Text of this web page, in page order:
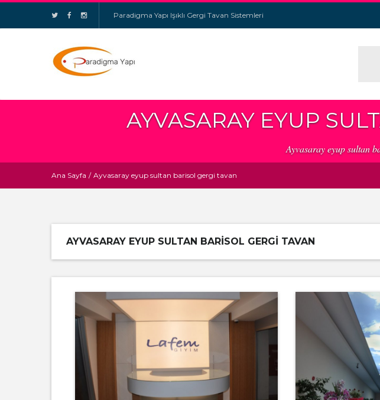
Paradigma Yapı Işıklı Gergi Tavan Sistemleri
AYVASARAY EYUP
Ayvasaray eyup sultan
Ana Sayfa / Ayvasaray eyup sultan barisol gergi tavan
AYVASARAY EYUP SULTAN BARISOL GERGI TAVAN